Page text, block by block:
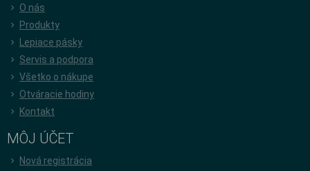
O nás
Produkty
Lepiace pásky
Servis a podpora
Všetko o nákupe
Otváracie hodiny
Kontakt
MÔJ ÚČET
Nová registrácia